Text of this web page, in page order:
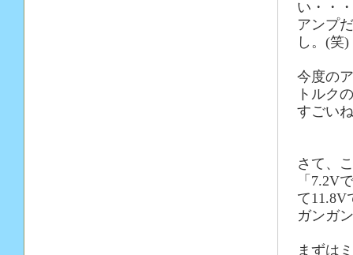
い・・
アンプ
し。(笑)
今度の
トルク
すごい
さて、
「7.2V
て
ガンガ
まずは